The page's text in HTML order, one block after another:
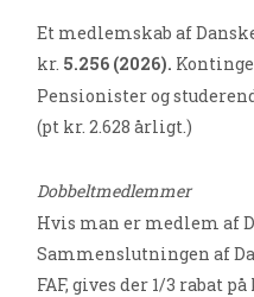
Et medlemskab af
kr. 5.256 (2026).
Pensionister og
(pt kr. 2.628 årligt.)
Dobbeltmedlemmer
Hvis man er medlem af
Sammenslutningen af
FAF, gives der 1/3 rabat